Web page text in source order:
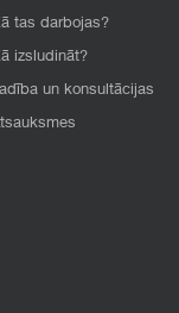
tas darbojas?
izsludināt?
un konsultācijas